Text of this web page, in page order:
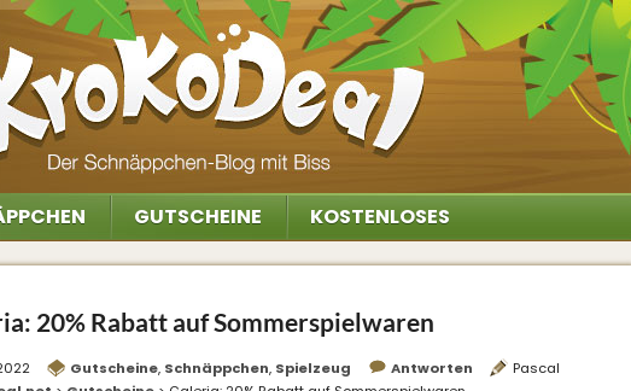
GUTSCHEINE KOSTENLOSES
20% Rabatt auf Sommerspielwaren
Gutscheine, Schnäppchen, Spielzeug Antworten
Pascal